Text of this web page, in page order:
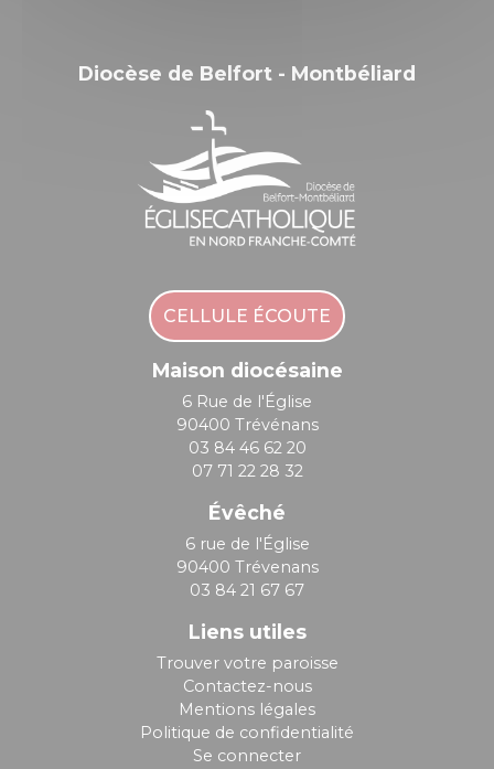
Diocèse de Belfort - Montbéliard
CELLULE ÉCOUTE
Maison diocésaine
6 Rue de l'Église
90400 Trévénans
03 84 46 62 20
07 71 22 28 32
Évêché
6 rue de l'Église
90400 Trévenans
03 84 21 67 67
Liens utiles
Trouver votre paroisse
Contactez-nous
Mentions légales
Politique de confidentialité
Se connecter